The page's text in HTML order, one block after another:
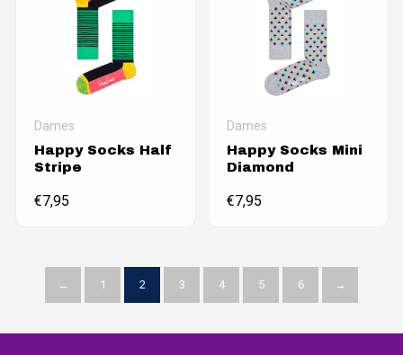
Dames
Happy Socks Half
Stripe
€7,95
Dames
Happy Socks Mini
Diamond
€7,95
← 1 2 3 4 5 6 →